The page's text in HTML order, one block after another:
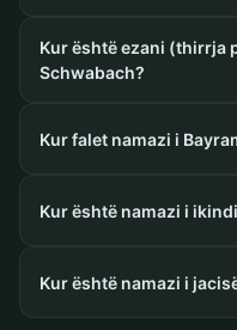
Kur është ezani (thirrja
Schwabach?
Kur falet namazi i
Kur është namazi i
Kur është namazi i